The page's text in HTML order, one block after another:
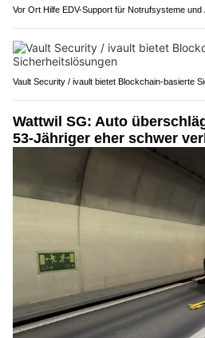
Vor Ort Hilfe EDV-Support für Notrufsysteme und
Vault Security / ivault bietet Blockchain-basierte
Wattwil SG: Auto
53-Jähriger eher schwer